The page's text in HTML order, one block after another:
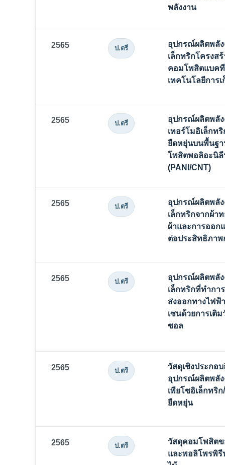
พลังงาน
2565 ป.ตรี
อุปกรณ์ผลิตพลัง
เล็กทริกโครงส
คอมโพสิตแบคที
เทคโนโลยีการ
2565 ป.ตรี
อุปกรณ์ผลิตพลัง
เทอร์โมอิเล็กท
ยืดหยุ่นบนพื้นฐ
โพสิตพอลิอะนิ
(PANI/CNT)
2565 ป.ตรี
อุปกรณ์ผลิตพลัง
เล็กทริกจากผ้า
ผ้าและการออก
ต่อประสิทธิภาพ
2565 ป.ตรี
อุปกรณ์ผลิตพลัง
เล็กทริกที่ทำกา
ส่งออกทางไฟฟ้
เซนด้วยการเติ
ซอล
2565 ป.ตรี
วัสดุเชิงประกอ
อุปกรณ์ผลิตพลัง
เพียโซอิเล็กทริ
ยืดหยุ่น
2565 ป.ตรี
วัสดุคอมโพสิตข
และพอลิโพรพิรี